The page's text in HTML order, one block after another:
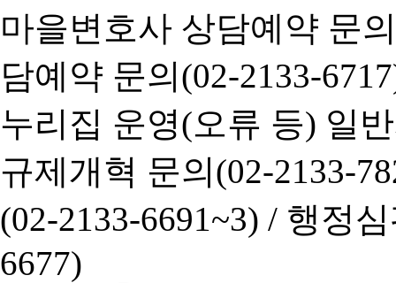
마을변호사 상담예약 문
담예약 문의(02-2133-
누리집 운영(오류 등) 일
규제개혁 문의(02-2133-
(02-2133-6691~3) / 행정심
6677)